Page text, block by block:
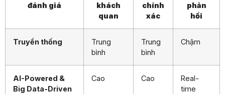
đánh giá
khách
quan
chính
xác
phản
hồi
Truyền thống
Trung
bình
Trung
bình
Chậm
AI-Powered &
Big Data-Driven
Cao Cao
Real-
time